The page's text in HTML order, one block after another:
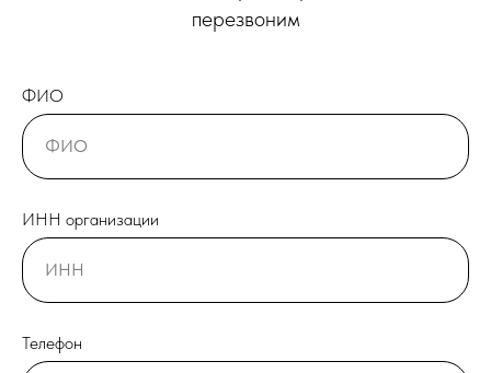
перезвоним
ФИО
ИНН организации
Телефон